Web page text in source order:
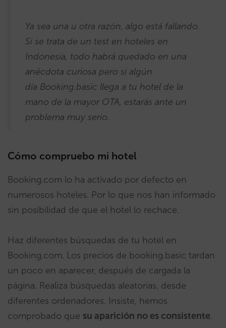
Ya sea una u otra razón, algo está fallando.
Si se trata de un test en hoteles en
Indonesia, todo habrá quedado en una
anécdota curiosa pero si algún
día Booking.basic llega a tu hotel de la
mano de la mayor OTA, estarás ante un
problema muy serio.
Cómo compruebo mi hotel
Booking.com lo ha activado por defecto en
numerosos hoteles. Por lo que nos han informado
sin posibilidad de que el hotel lo rechace.
Haz diferentes búsquedas de tu hotel en
Booking.com. Los precios de booking.basic tardan
un poco en aparecer, después de cargada la
página. Realiza búsquedas aleatorias, desde
diferentes ordenadores. Insiste, hemos
comprobado que su aparición no es consistente.